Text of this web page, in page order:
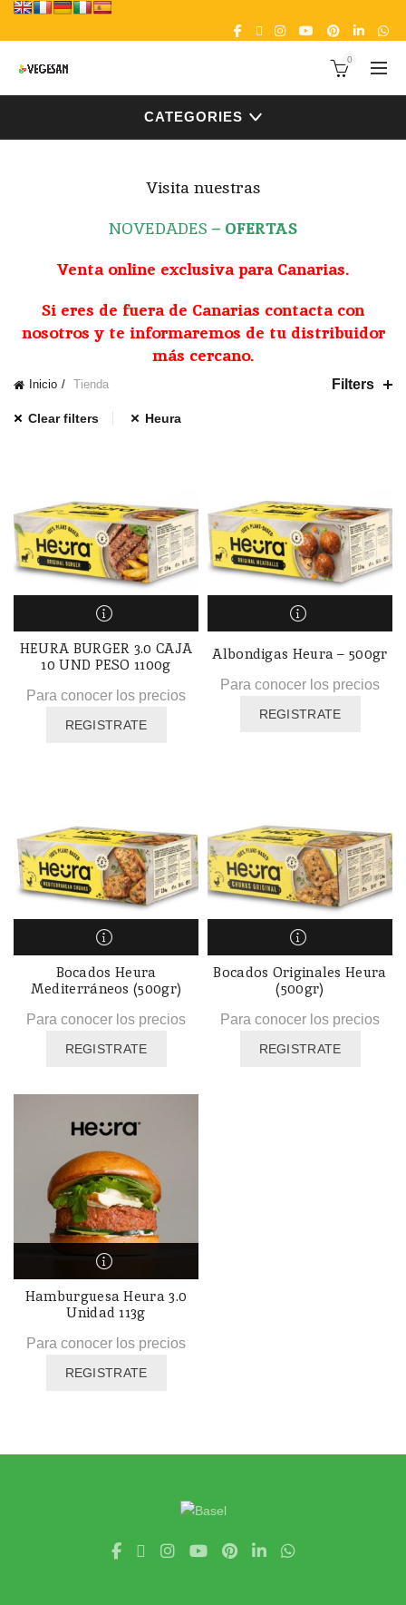
0
CATEGORIES
Visita nuestras
NOVEDADES – OFERTAS
Venta online exclusiva para Canarias.
Si eres de fuera de Canarias contacta con
nosotros y te informaremos de tu distribuidor
más cercano.
Inicio Tienda Filters
Clear filters Heura
HEURA BURGER 3.0 CAJA
10 UND PESO 1100g
Para conocer los precios
REGISTRATE
Albondigas Heura – 500gr
Para conocer los precios
REGISTRATE
Bocados Heura
Mediterráneos (500gr)
Para conocer los precios
REGISTRATE
Bocados Originales Heura
(500gr)
Para conocer los precios
REGISTRATE
Hamburguesa Heura 3.0
Unidad 113g
Para conocer los precios
REGISTRATE